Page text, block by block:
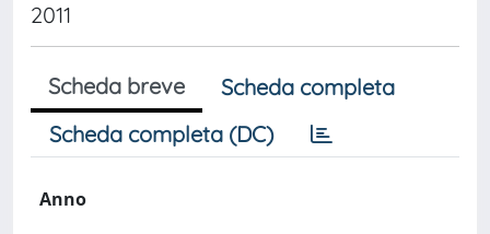
2011
Scheda breve
Scheda completa
Scheda completa (DC)
Anno